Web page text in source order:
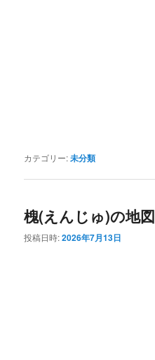
カテゴリー:未分類
槐(えんじゅ)の地図
投稿日時:2026年7月13日